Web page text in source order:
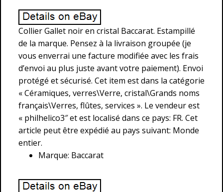
Collier Gallet noir en cristal Baccarat. Estampillé
de la marque. Pensez à la livraison groupée (je
vous enverrai une facture modifiée avec les frais
d’envoi au plus juste avant votre paiement). Envoi
protégé et sécurisé. Cet item est dans la catégorie
« Céramiques, verres\Verre, cristal\Grands noms
français\Verres, flûtes, services ». Le vendeur est
« philhelico3″ et est localisé dans ce pays: FR. Cet
article peut être expédié au pays suivant: Monde
entier.
Marque: Baccarat